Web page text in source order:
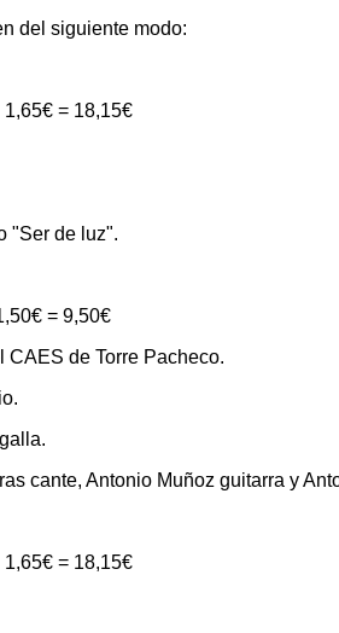
del siguiente modo:
= 18,15€
"Ser de luz".
= 9,50€
CAES de Torre Pacheco.
cante, Antonio Muñoz guitarra y
= 18,15€